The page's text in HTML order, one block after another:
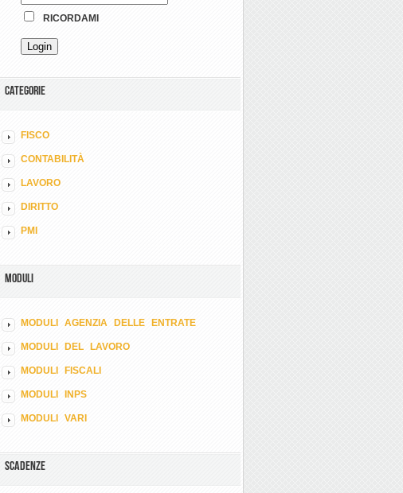
RICORDAMI
CATEGORIE
FISCO
CONTABILITÀ
LAVORO
DIRITTO
PMI
MODULI
MODULI AGENZIA DELLE ENTRATE
MODULI DEL LAVORO
MODULI FISCALI
MODULI INPS
MODULI VARI
SCADENZE